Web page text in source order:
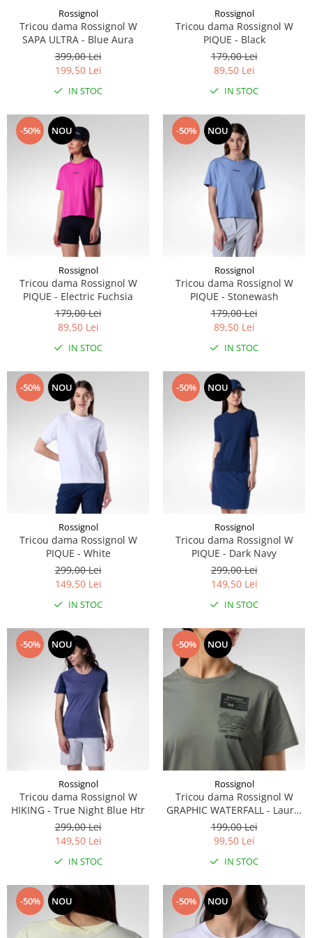
Manusi
Geci ski copii
Bluze
Manusi
Spring Collection-Rossignol
Incaltaminte
Barbati
Rossignol
Tricou dama Rossignol W
SAPA ULTRA - Blue Aura
399,00 Lei
199,50 Lei
IN STOC
Rossignol
Tricou dama Rossignol W
PIQUE - Black
179,00 Lei
89,50 Lei
IN STOC
-50% NOU
Rossignol
Tricou dama Rossignol W
PIQUE - Electric Fuchsia
179,00 Lei
89,50 Lei
IN STOC
-50% NOU
Rossignol
Tricou dama Rossignol W
PIQUE - Stonewash
179,00 Lei
89,50 Lei
IN STOC
-50% NOU
Rossignol
Tricou dama Rossignol W
PIQUE - White
299,00 Lei
149,50 Lei
IN STOC
-50% NOU
Rossignol
Tricou dama Rossignol W
PIQUE - Dark Navy
299,00 Lei
149,50 Lei
IN STOC
-50% NOU
Rossignol
Tricou dama Rossignol W
HIKING - True Night Blue Htr
299,00 Lei
149,50 Lei
IN STOC
-50% NOU
Rossignol
Tricou dama Rossignol W
GRAPHIC WATERFALL - Laurel
Wreath
199,00 Lei
99,50 Lei
IN STOC
-50% NOU -50% NOU